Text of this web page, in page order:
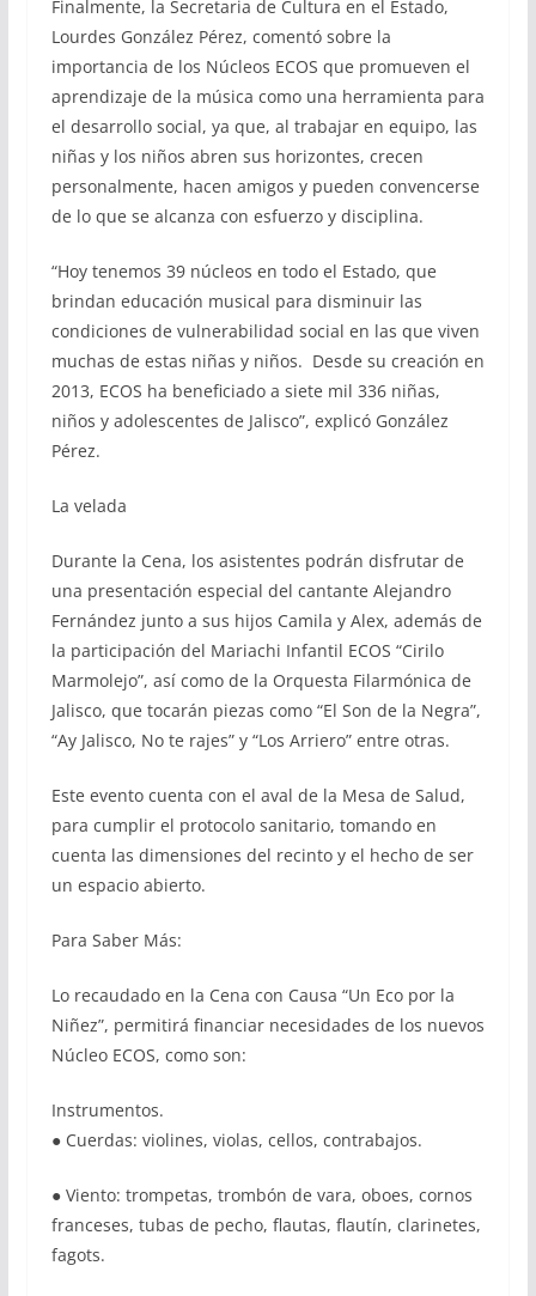
Finalmente, la Secretaria de Cultura en el Estado,
Lourdes González Pérez, comentó sobre la
importancia de los Núcleos ECOS que promueven el
aprendizaje de la música como una herramienta para
el desarrollo social, ya que, al trabajar en equipo, las
niñas y los niños abren sus horizontes, crecen
personalmente, hacen amigos y pueden convencerse
de lo que se alcanza con esfuerzo y disciplina.
“Hoy tenemos 39 núcleos en todo el Estado, que
brindan educación musical para disminuir las
condiciones de vulnerabilidad social en las que viven
muchas de estas niñas y niños. Desde su creación en
2013, ECOS ha beneficiado a siete mil 336 niñas,
niños y adolescentes de Jalisco”, explicó González
Pérez.
La velada
Durante la Cena, los asistentes podrán disfrutar de
una presentación especial del cantante Alejandro
Fernández junto a sus hijos Camila y Alex, además de
la participación del Mariachi Infantil ECOS “Cirilo
Marmolejo”, así como de la Orquesta Filarmónica de
Jalisco, que tocarán piezas como “El Son de la Negra”,
“Ay Jalisco, No te rajes” y “Los Arriero” entre otras.
Este evento cuenta con el aval de la Mesa de Salud,
para cumplir el protocolo sanitario, tomando en
cuenta las dimensiones del recinto y el hecho de ser
un espacio abierto.
Para Saber Más:
Lo recaudado en la Cena con Causa “Un Eco por la
Niñez”, permitirá financiar necesidades de los nuevos
Núcleo ECOS, como son:
Instrumentos.
● Cuerdas: violines, violas, cellos, contrabajos.
● Viento: trompetas, trombón de vara, oboes, cornos
franceses, tubas de pecho, flautas, flautín, clarinetes,
fagots.